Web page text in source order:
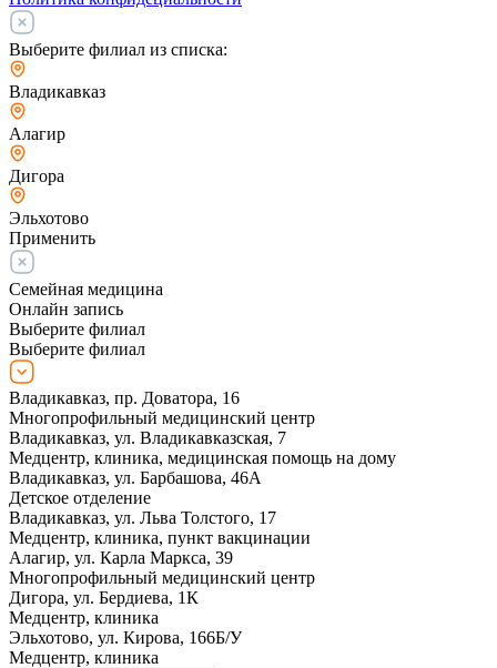
Выберите филиал из списка:
Владикавказ
Алагир
Дигора
Эльхотово
Применить
Семейная медицина
Онлайн запись
Выберите филиал
Выберите филиал
Владикавказ, пр. Доватора, 16
Многопрофильный медицинский центр
Владикавказ, ул. Владикавказская, 7
Медцентр, клиника, медицинская помощь на дому
Владикавказ, ул. Барбашова, 46А
Детское отделение
Владикавказ, ул. Льва Толстого, 17
Медцентр, клиника, пункт вакцинации
Алагир, ул. Карла Маркса, 39
Многопрофильный медицинский центр
Дигора, ул. Бердиева, 1К
Медцентр, клиника
Эльхотово, ул. Кирова, 166Б/У
Медцентр, клиника